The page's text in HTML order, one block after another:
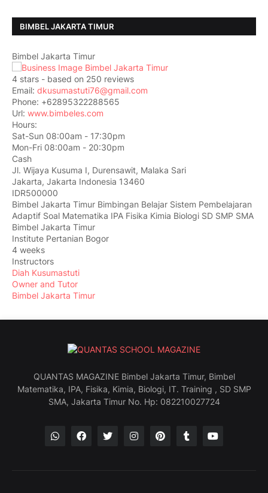
BIMBEL JAKARTA TIMUR
Bimbel Jakarta Timur
4 stars - based on 250 reviews
Email: dkusumastuti76@gmail.com
Phone: +62895322288565
Url: www.bimbeles.com
Hours:
Sat-Sun 08:00am - 17:30pm
Mon-Fri 08:00am - 20:30pm
Cash
Jl. Wijaya Kusuma I, Durensawit, Malaka Sari
Jakarta, Jakarta Indonesia 13460
IDR500000
Bimbel Jakarta Timur Bimbingan Belajar Sistem Pembelajaran
Adaptif Soal Matematika IPA Fisika Kimia Biologi SD SMP SMA
Bimbel Jakarta Timur
Institute Pertanian Bogor
4 weeks
Instructors
Diah Kusumastuti
Owner and Tutor
Bimbel Jakarta Timur
QUANTAS MAGAZINE Bimbel Jakarta Timur, Bimbel
Matematika, IPA, Fisika, Kimia, Biologi, IT. Training , SD SMP
SMA, Jakarta Timur No. Hp: 082210027724